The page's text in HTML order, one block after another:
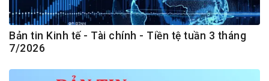
Bản tin Kinh tế - Tài chính - Tiền tệ tuần 3 tháng
7/2026